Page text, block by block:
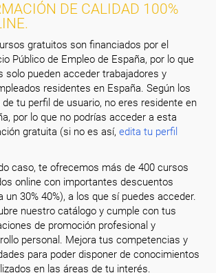
DE CALIDAD 100%
gratuitos son financiados por el
Público de Empleo de España, por lo que
solo pueden acceder trabajadores y
residentes en España. Según los
tu perfil de usuario, no eres residente en
por lo que no podrías acceder a esta
gratuita (si no es así,edita tu perfil
caso, te ofrecemos más de 400 cursos
online con importantes descuentos
un 30% 40%), a los que sí puedes acceder.
nuestro catálogo y cumple con tus
de promoción profesional y
personal. Mejora tus competencias y
para poder disponer de conocimientos
en las áreas de tu interés.